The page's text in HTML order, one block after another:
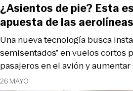
26 MAYO
Una nueva tecnología busca
semisentados” en vuelos cortos
pasajeros en el avión y aumentar
¿Asientos de pie? Esta
apuesta de las